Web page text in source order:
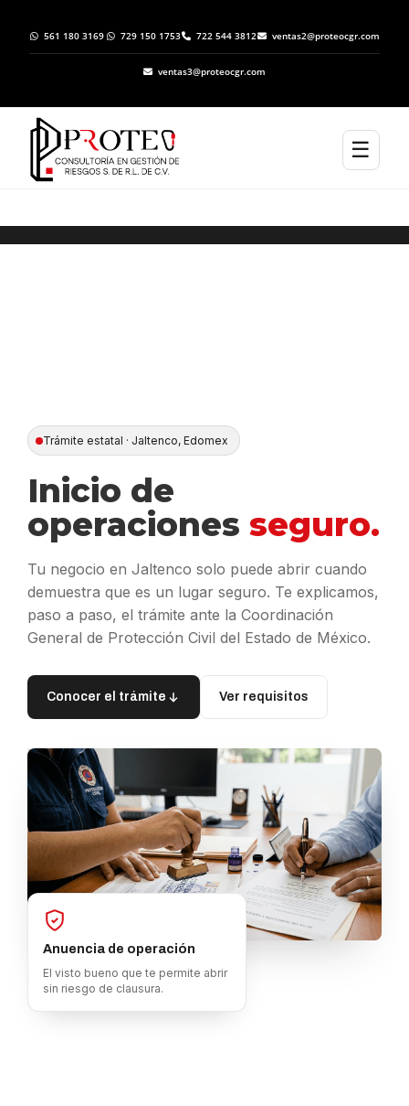
561 180 3169 729 150 1753 722 544 3812 ventas2@proteocgr.com
ventas3@proteocgr.com
☰
Trámite estatal · Jaltenco, Edomex
Inicio de
operaciones seguro.
Tu negocio en Jaltenco solo puede abrir cuando
demuestra que es un lugar seguro. Te explicamos,
paso a paso, el trámite ante la Coordinación
General de Protección Civil del Estado de México.
Conocer el trámite Ver requisitos
Anuencia de operación
El visto bueno que te permite abrir
sin riesgo de clausura.